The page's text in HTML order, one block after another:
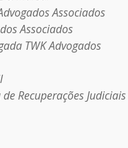
Associados
Associados
TWK Advogados
de Recuperações Judiciais